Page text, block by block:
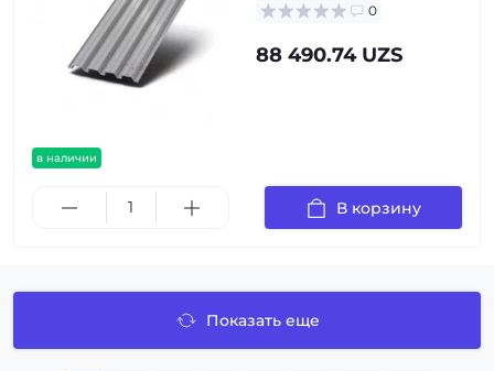
в наличии
0
88 490.74 UZS
В корзину
Показать еще